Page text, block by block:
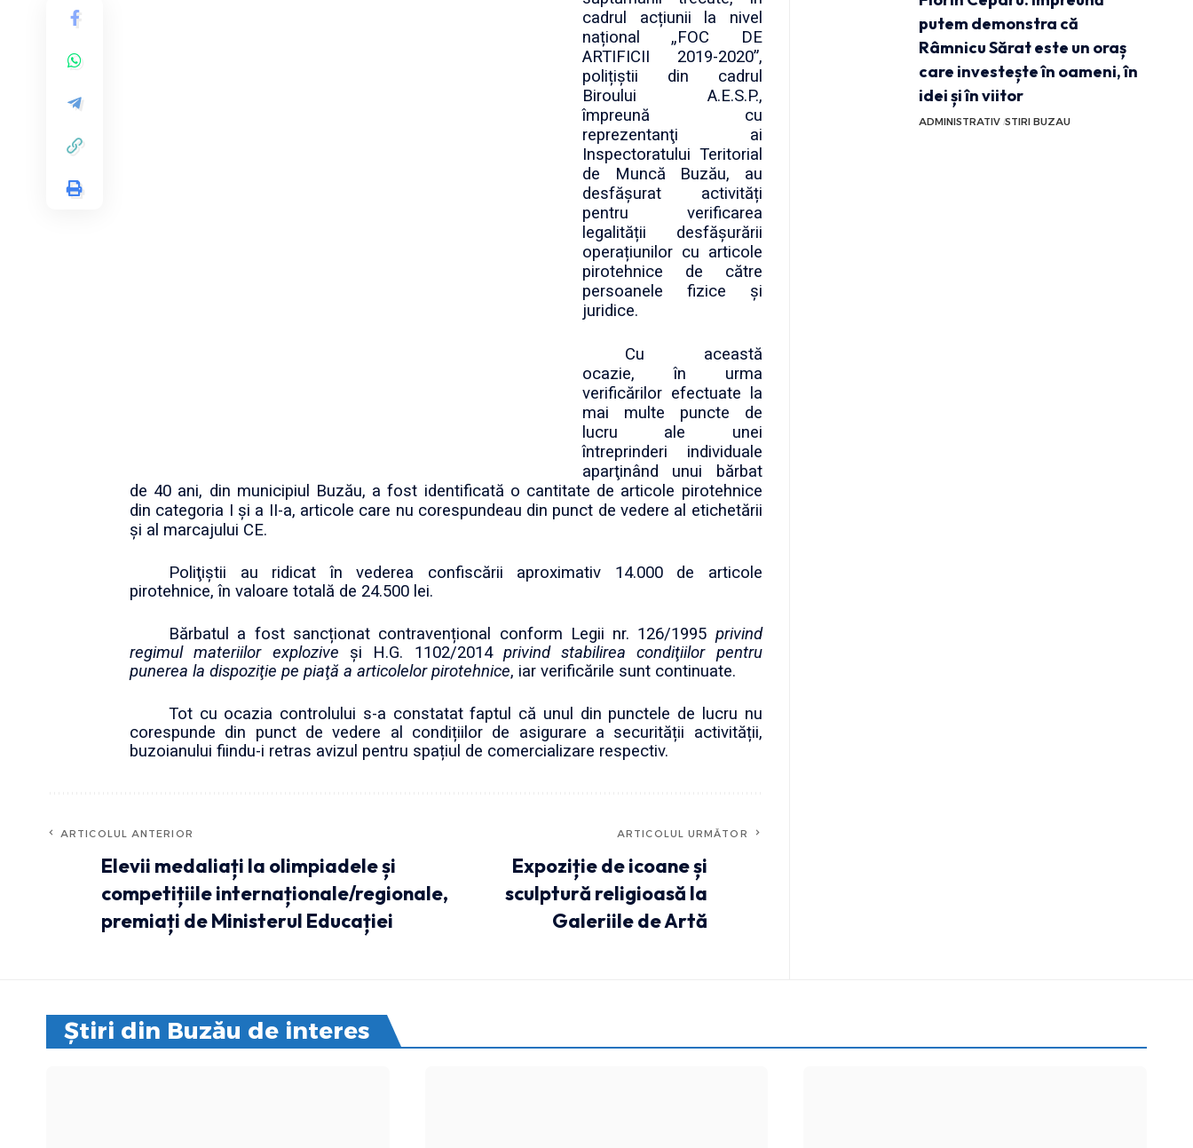
cadrul acțiunii la nivel
național „FOC DE
ARTIFICII 2019-2020”,
polițiștii din cadrul
Biroului A.E.S.P.,
împreună cu
reprezentanţi ai
Inspectoratului Teritorial
de Muncă Buzău, au
desfășurat activități
pentru verificarea
legalității desfășurării
operațiunilor cu articole
pirotehnice de către
persoanele fizice și
juridice.
Cu această
ocazie, în urma
verificărilor efectuate la
mai multe puncte de
lucru ale unei
întreprinderi individuale
aparţinând unui bărbat
de 40 ani, din municipiul Buzău, a fost identificată o cantitate de articole pirotehnice
din categoria I şi a II-a, articole care nu corespundeau din punct de vedere al etichetării
și al marcajului CE.
Poliţiştii au ridicat în vederea confiscării aproximativ 14.000 de articole
pirotehnice, în valoare totală de 24.500 lei.
Bărbatul a fost sancționat contravențional conform Legii nr. 126/1995 privind
regimul materiilor explozive și H.G. 1102/2014 privind stabilirea condiţiilor pentru
punerea la dispoziţie pe piaţă a articolelor pirotehnice, iar verificările sunt continuate.
Tot cu ocazia controlului s-a constatat faptul că unul din punctele de lucru nu
corespunde din punct de vedere al condițiilor de asigurare a securității activității,
buzoianului fiindu-i retras avizul pentru spațiul de comercializare respectiv.
ARTICOLUL ANTERIOR
Elevii medaliați la olimpiadele și
competițiile internaționale/regionale,
premiați de Ministerul Educației
ARTICOLUL URMĂTOR
Expoziție de icoane și
sculptură religioasă la
Galeriile de Artă
putem demonstra că
Râmnicu Sărat este un oraș
care investește în oameni, în
idei și în viitor
ADMINISTRATIV STIRI BUZAU
Știri din Buzău de interes